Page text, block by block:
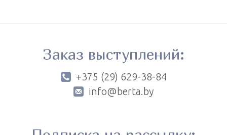
Заказ выступлений:
+375 (29) 629-38-84
info@berta.by